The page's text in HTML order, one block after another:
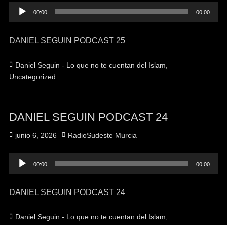
Reproductor
de
00:00 00:00
DANIEL SEGUIN PODCAST 25
Categorías
Daniel Seguin - Lo que no te cuentan del Islam
Uncategorized
DANIEL SEGUIN PODCAST 24
Publicado
junio 6, 2026 Autor
RadioSudeste Murcia
Reproductor
de
00:00 00:00
DANIEL SEGUIN PODCAST 24
Categorías
Daniel Seguin - Lo que no te cuentan del Islam